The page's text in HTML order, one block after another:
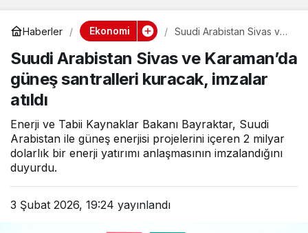
Haberler Ekonomi
Suudi Arabistan Sivas ve
santralleri kuracak,
imzalar atıldı
Suudi Arabistan Sivas ve Karaman’da
güneş santralleri kuracak, imzalar
atıldı
Enerji ve Tabii Kaynaklar Bakanı Bayraktar, Suudi
Arabistan ile güneş enerjisi projelerini içeren 2 milyar
dolarlık bir enerji yatırımı anlaşmasının imzalandığını
duyurdu.
3 Şubat 2026, 19:24 yayınlandı